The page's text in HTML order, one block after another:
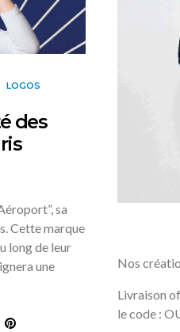
LOGOS
des
sa
Cette marque
long de leur
une
Nos
Livraison
le code :